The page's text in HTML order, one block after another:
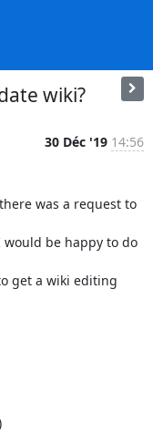
wiki?
30 Déc '19 14:56
was a request to
would be happy to do
get a wiki editing